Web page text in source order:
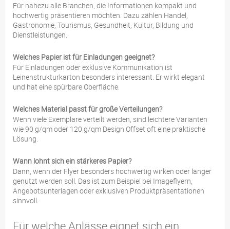
Für nahezu alle Branchen, die Informationen kompakt und
hochwertig präsentieren möchten. Dazu zählen Handel,
Gastronomie, Tourismus, Gesundheit, Kultur, Bildung und
Dienstleistungen.
Welches Papier ist für Einladungen geeignet?
Für Einladungen oder exklusive Kommunikation ist
Leinenstrukturkarton besonders interessant. Er wirkt elegant
und hat eine spürbare Oberfläche.
Welches Material passt für große Verteilungen?
Wenn viele Exemplare verteilt werden, sind leichtere Varianten
wie 90 g/qm oder 120 g/qm Design Offset oft eine praktische
Lösung.
Wann lohnt sich ein stärkeres Papier?
Dann, wenn der Flyer besonders hochwertig wirken oder länger
genutzt werden soll. Das ist zum Beispiel bei Imageflyern,
Angebotsunterlagen oder exklusiven Produktpräsentationen
sinnvoll.